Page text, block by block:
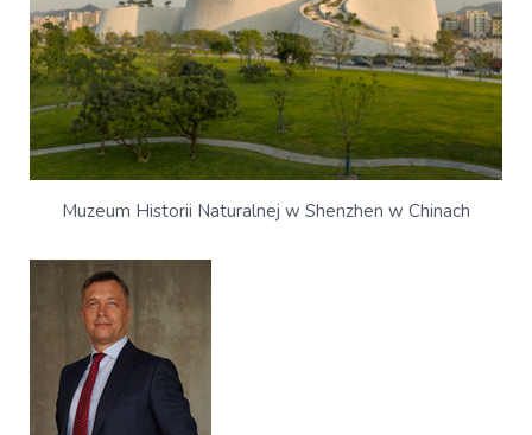
Muzeum Historii Naturalnej w Shenzhen w Chinach